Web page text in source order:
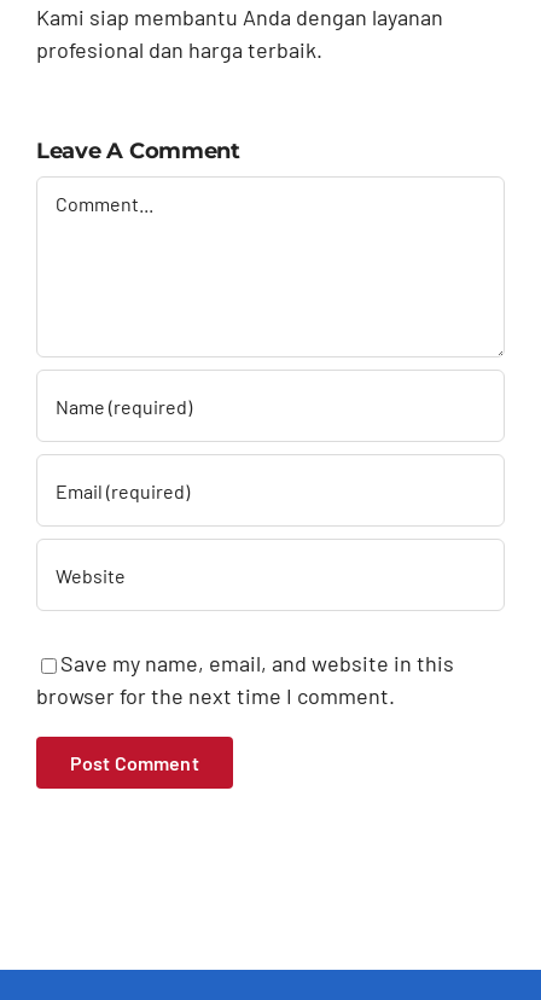
Kami siap membantu Anda dengan layanan
profesional dan harga terbaik.
Leave A Comment
Save my name, email, and website in this
browser for the next time I comment.